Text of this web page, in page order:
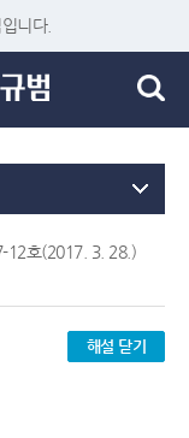
니다.
12호(2017. 3. 28.)
해설 닫기